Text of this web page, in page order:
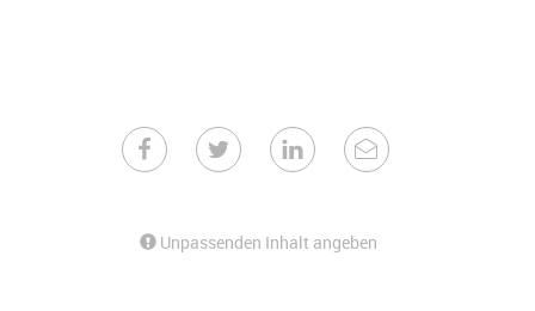
Unpassenden Inhalt angeben